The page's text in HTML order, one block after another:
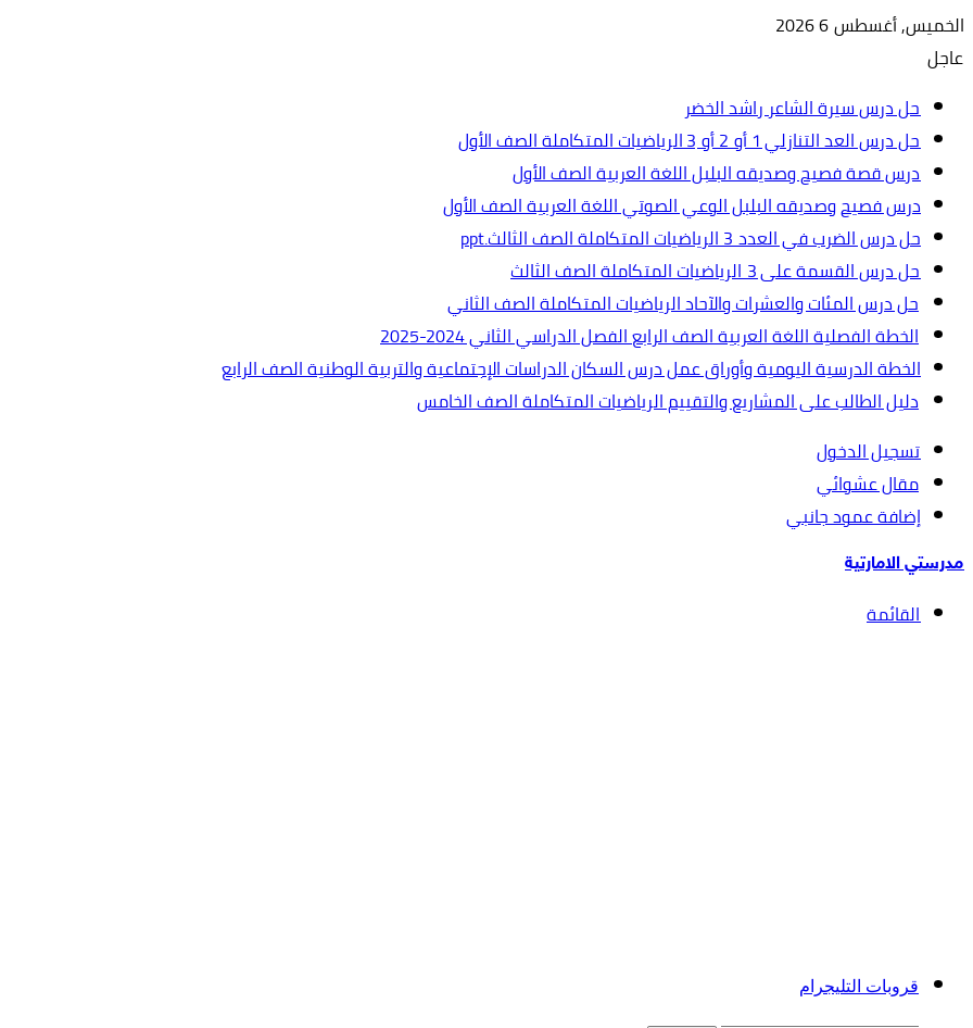
الخميس, أغسطس 6 2026
عاجل
حل درس سيرة الشاعر راشد الخضر
حل درس العد التنازلي 1 أو 2 أو 3 الرياضيات المتكاملة الصف الأول
درس قصة فصيح وصديقه البلبل اللغة العربية الصف الأول
درس فصيح وصديقه البلبل الوعي الصوتي اللغة العربية الصف الأول
حل درس الضرب في العدد 3 الرياضيات المتكاملة الصف الثالث.ppt
حل درس القسمة على 3 الرياضيات المتكاملة الصف الثالث
حل درس المئات والعشرات والآحاد الرياضيات المتكاملة الصف الثاني
الخطة الفصلية اللغة العربية الصف الرابع الفصل الدراسي الثاني 2024-2025
الخطة الدرسية اليومية وأوراق عمل درس السكان الدراسات الإجتماعية والتربية الوطنية الصف الرابع
دليل الطالب على المشاريع والتقييم الرياضيات المتكاملة الصف الخامس
تسجيل الدخول
مقال عشوائي
إضافة عمود جانبي
مدرستي الامارتية
القائمة
قروبات التليجرام